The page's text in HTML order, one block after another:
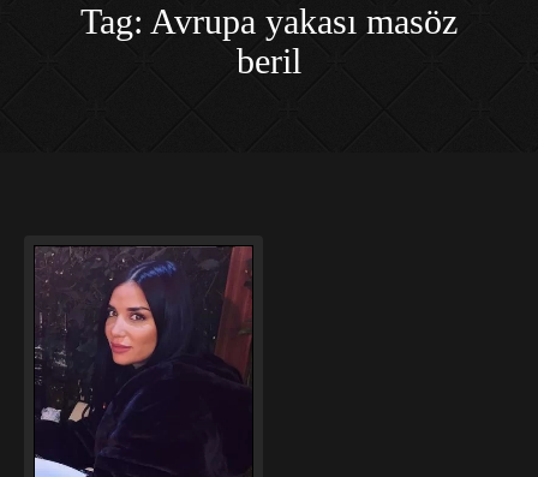
Tag: Avrupa yakası masöz
beril